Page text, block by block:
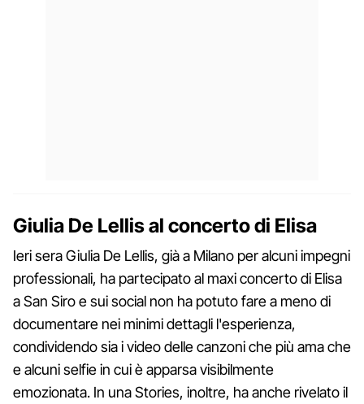
Giulia De Lellis al concerto di Elisa
Ieri sera Giulia De Lellis, già a Milano per alcuni impegni
professionali, ha partecipato al maxi concerto di Elisa
a San Siro e sui social non ha potuto fare a meno di
documentare nei minimi dettagli l'esperienza,
condividendo sia i video delle canzoni che più ama che
e alcuni selfie in cui è apparsa visibilmente
emozionata. In una Stories, inoltre, ha anche rivelato il